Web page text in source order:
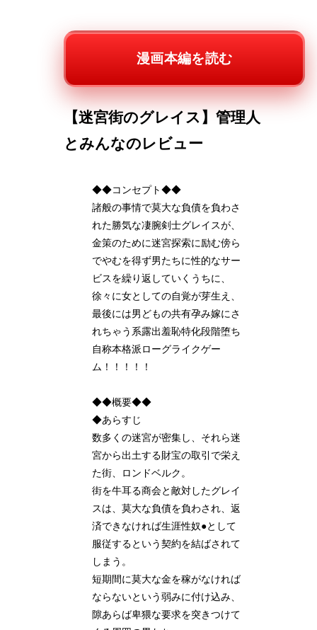
漫画本編を読む
【迷宮街のグレイス】管理人
とみんなのレビュー
◆◆コンセプト◆◆
諸般の事情で莫大な負債を負わさ
れた勝気な凄腕剣士グレイスが、
金策のために迷宮探索に励む傍ら
でやむを得ず男たちに性的なサー
ビスを繰り返していくうちに、
徐々に女としての自覚が芽生え、
最後には男どもの共有孕み嫁にさ
れちゃう系露出羞恥特化段階堕ち
自称本格派ローグライクゲー
ム！！！！！
◆◆概要◆◆
◆あらすじ
数多くの迷宮が密集し、それら迷
宮から出土する財宝の取引で栄え
た街、ロンドベルク。
街を牛耳る商会と敵対したグレイ
スは、莫大な負債を負わされ、返
済できなければ生涯性奴●として
服従するという契約を結ばされて
しまう。
短期間に莫大な金を稼がなければ
ならないという弱みに付け込み、
隙あらば卑猥な要求を突きつけて